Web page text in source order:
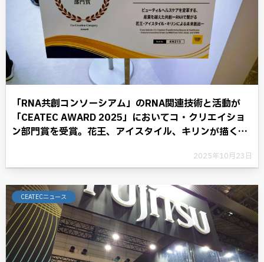
「RNA共創コンソーシアム」のRNA関連技術と活動が
「CEATEC AWARD 2025」においてコ・クリエイショ
ン部門賞を受賞。花王、アイスタイル、キリンが描く
2025年10月23日
CEATECニュース